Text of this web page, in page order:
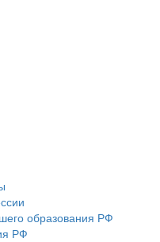
образования РФ
РФ